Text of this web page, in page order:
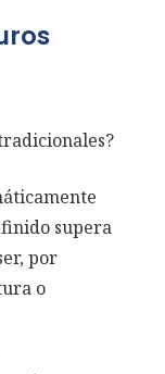
supera
por
o